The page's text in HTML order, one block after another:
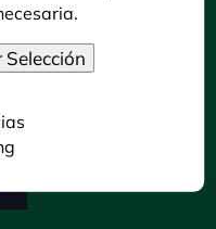
del C. C. Zoo
pulsando sobre